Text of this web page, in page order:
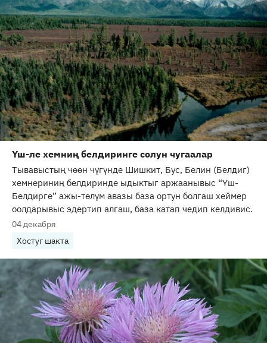
Үш-ле хемниң белдиринге солун чугаалар
Тывавыстың чөөн чүгүнде Шишкит, Бус, Белин (Белдиг)
хемнериниң белдиринде ыдыктыг аржаанывыс “Үш-
Белдирге” ажы-төлүм авазы база ортун болгаш хеймер
оолдарывыс эдертип алгаш, база катап чедип келдивис.
04 декабря
Хостуг шакта